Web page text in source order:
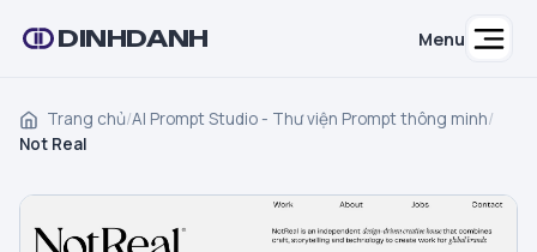
DINHDANH Menu
Trang chủ/AI Prompt Studio - Thư viện Prompt thông minh/
Not Real